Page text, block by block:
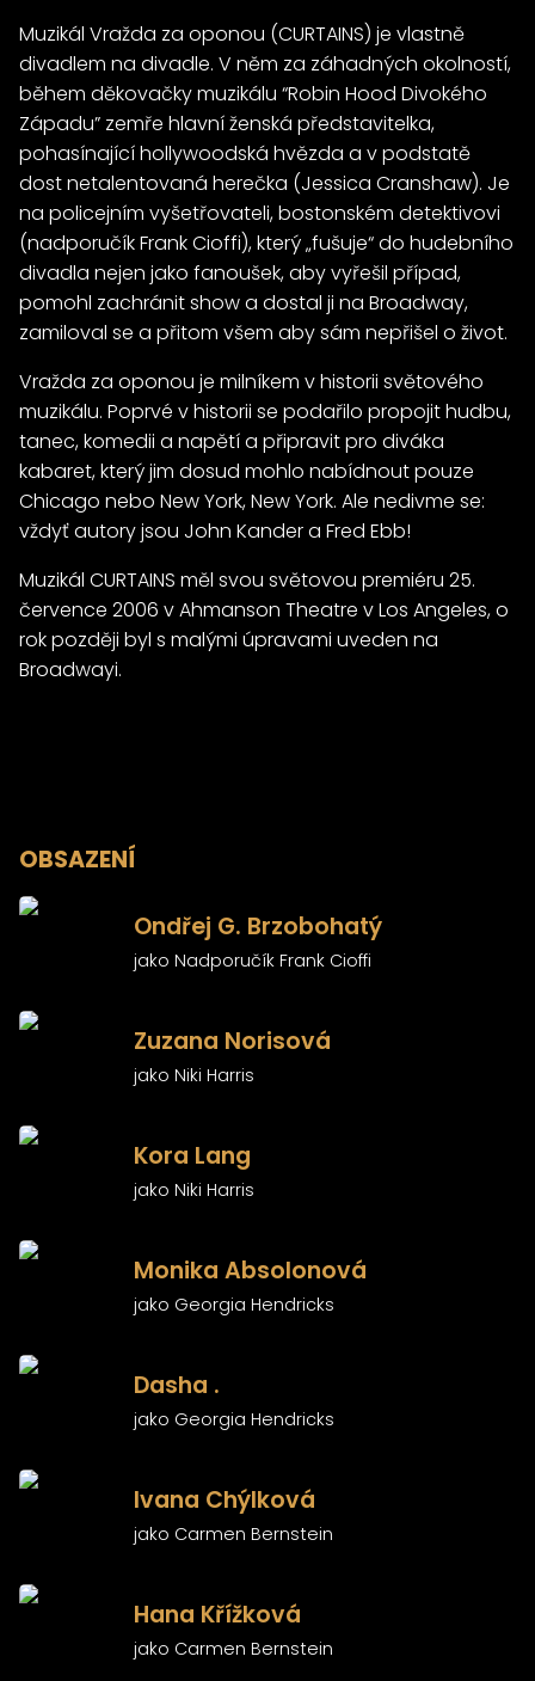
Muzikál Vražda za oponou (CURTAINS) je vlastně
divadlem na divadle. V něm za záhadných okolností,
během děkovačky muzikálu “Robin Hood Divokého
Západu” zemře hlavní ženská představitelka,
pohasínající hollywoodská hvězda a v podstatě
dost netalentovaná herečka (Jessica Cranshaw). Je
na policejním vyšetřovateli, bostonském detektivovi
(nadporučík Frank Cioffi), který „fušuje“ do hudebního
divadla nejen jako fanoušek, aby vyřešil případ,
pomohl zachránit show a dostal ji na Broadway,
zamiloval se a přitom všem aby sám nepřišel o život.
Vražda za oponou je milníkem v historii světového
muzikálu. Poprvé v historii se podařilo propojit hudbu,
tanec, komedii a napětí a připravit pro diváka
kabaret, který jim dosud mohlo nabídnout pouze
Chicago nebo New York, New York. Ale nedivme se:
vždyť autory jsou John Kander a Fred Ebb!
Muzikál CURTAINS měl svou světovou premiéru 25.
července 2006 v Ahmanson Theatre v Los Angeles, o
rok později byl s malými úpravami uveden na
Broadwayi.
OBSAZENÍ
) Ondřej G. Brzobohatý
jako Nadporučík Frank Cioffi
) Zuzana Norisová
jako Niki Harris
) Kora Lang
jako Niki Harris
) Monika Absolonová
jako Georgia Hendricks
) Dasha .
jako Georgia Hendricks
) Ivana Chýlková
jako Carmen Bernstein
) Hana Křížková
jako Carmen Bernstein